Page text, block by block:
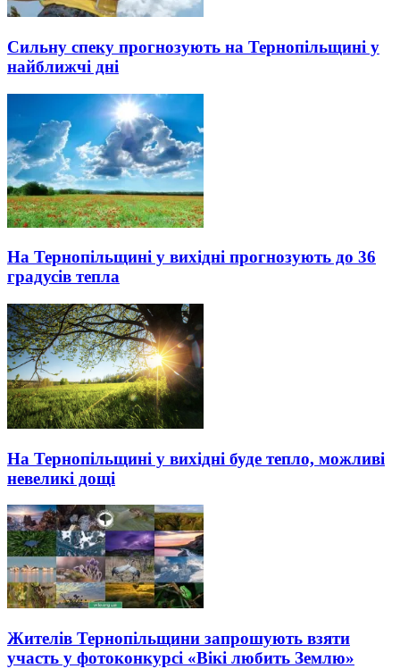
Сильну спеку прогнозують на Тернопільщині у
найближчі дні
На Тернопільщині у вихідні прогнозують до 36
градусів тепла
На Тернопільщині у вихідні буде тепло, можливі
невеликі дощі
Жителів Тернопільщини запрошують взяти
участь у фотоконкурсі «Вікі любить Землю»